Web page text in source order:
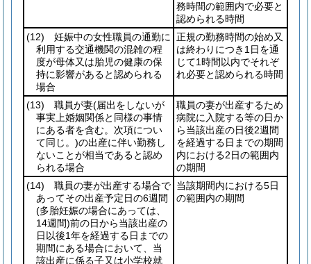
務時間の範囲内で必要と
認められる時間
(12) 妊娠中の女性職員の通勤に
利用する交通機関の混雑の程
度が母体又は胎児の健康の保
持に影響があると認められる
場合
正規の勤務時間の始め又
は終わりにつき1日を通
じて1時間以内でそれぞ
れ必要と認められる時間
(13) 職員が妻(届出をしないが
事実上婚姻関係と同様の事情
にある者を含む。次項につい
て同じ。)の出産に伴い勤務し
ないことが相当であると認め
られる場合
職員の妻が出産するため
病院に入院する等の日か
ら当該出産の日後2週間
を経過する日までの期間
内における2日の範囲内
の期間
(14) 職員の妻が出産する場合で
あってその出産予定日の6週間
(多胎妊娠の場合にあっては、
14週間)前の日から当該出産の
日以後1年を経過する日までの
期間にある場合において、当
該出産に係る子又は小学校就
当該期間内における5日
の範囲内の期間